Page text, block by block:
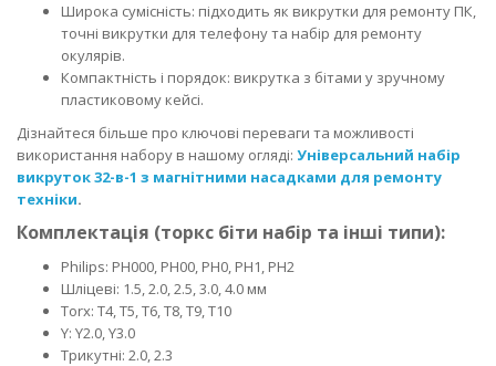
Широка сумісність: підходить як викрутки для ремонту ПК,
точні викрутки для телефону та набір для ремонту
окулярів.
Компактність і порядок: викрутка з бітами у зручному
пластиковому кейсі.
Дізнайтеся більше про ключові переваги та можливості
використання набору в нашому огляді: Універсальний набір
викруток 32-в-1 з магнітними насадками для ремонту
техніки.
Комплектація (торкс біти набір та інші типи):
Philips: PH000, PH00, PH0, PH1, PH2
Шліцеві: 1.5, 2.0, 2.5, 3.0, 4.0 мм
Torx: T4, T5, T6, T8, T9, T10
Y: Y2.0, Y3.0
Трикутні: 2.0, 2.3